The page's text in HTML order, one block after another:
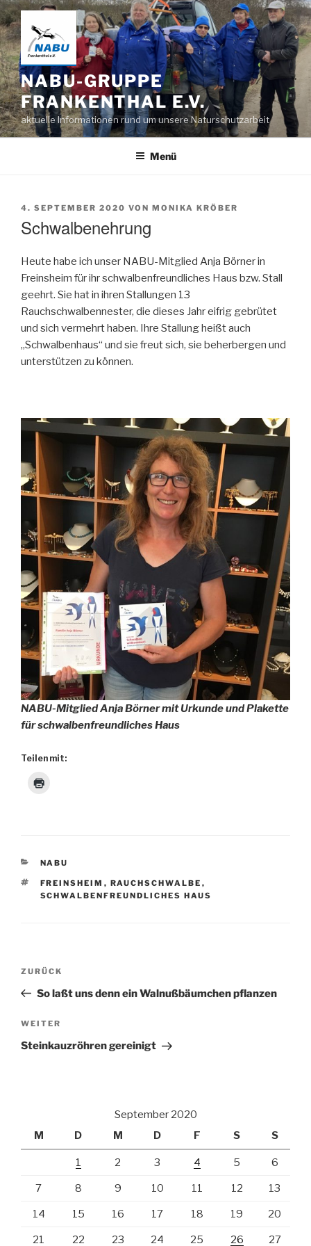
Zum
Inhalt
springen
NABU-GRUPPE
FRANKENTHAL E.V.
aktuelle Informationen rund um unsere Naturschutzarbeit
Menü
VERÖFFENTLICHT
4. SEPTEMBER 2020 VON MONIKA KRÖBER
Schwalbenehrung
Heute habe ich unser NABU-Mitglied Anja Börner in
Freinsheim für ihr schwalbenfreundliches Haus bzw. Stall
geehrt. Sie hat in ihren Stallungen 13
Rauchschwalbennester, die dieses Jahr eifrig gebrütet
und sich vermehrt haben. Ihre Stallung heißt auch
„Schwalbenhaus“ und sie freut sich, sie beherbergen und
unterstützen zu können.
NABU-Mitglied Anja Börner mit Urkunde und Plakette
für schwalbenfreundliches Haus
Teilen mit:
KATEGORIEN
NABU
SCHLAGWÖRTER
FREINSHEIM , RAUCHSCHWALBE ,
SCHWALBENFREUNDLICHES HAUS
Beitragsnavigation
Vorheriger
Beitrag
ZURÜCK
So laßt uns denn ein Walnußbäumchen pflanzen
Nächster
Beitrag
WEITER
Steinkauzröhren gereinigt
September 2020
M
D M D F S S
1 2 3 4 5 6
7 8 9 10 11 12 13
14 15 16 17 18 19 20
21 22 23 24 25 26 27